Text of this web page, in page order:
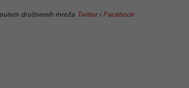
društvenih mreža Twitter iFacebook